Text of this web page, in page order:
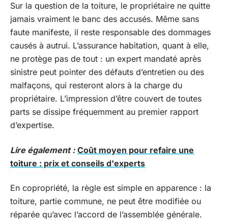
Sur la question de la toiture, le propriétaire ne quitte
jamais vraiment le banc des accusés. Même sans
faute manifeste, il reste responsable des dommages
causés à autrui. L’assurance habitation, quant à elle,
ne protège pas de tout : un expert mandaté après
sinistre peut pointer des défauts d’entretien ou des
malfaçons, qui resteront alors à la charge du
propriétaire. L’impression d’être couvert de toutes
parts se dissipe fréquemment au premier rapport
d’expertise.
Lire également : Coût moyen pour refaire une
toiture : prix et conseils d'experts
En copropriété, la règle est simple en apparence : la
toiture, partie commune, ne peut être modifiée ou
réparée qu’avec l’accord de l’assemblée générale.